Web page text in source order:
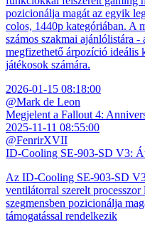
pozicionálja magát az egyik
colos, 1440p kategóriában. A
számos szakmai ajánlólistára
megfizethető árpozíció ideális
játékosok számára.
2026-01-15 08:18:00
@Mark de Leon
Megjelent a Fallout 4:
2025-11-11 08:55:00
@FenrirXVII
ID-Cooling SE-903-SD V3:
Az ID-Cooling SE-903-SD
ventilátorral szerelt
szegmensben pozicionálja
támogatással rendelkezik